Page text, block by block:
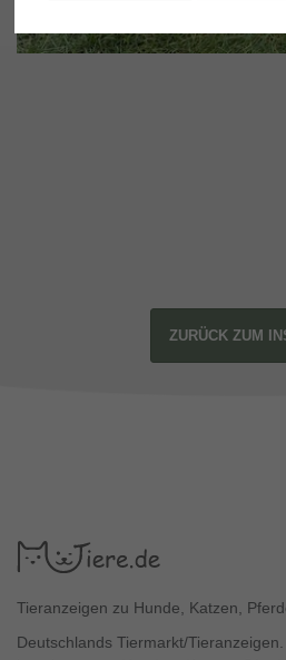
ZURÜCK ZUM
Tieranzeigen zu Hunde, Katzen,
Deutschlands Tiermarkt/